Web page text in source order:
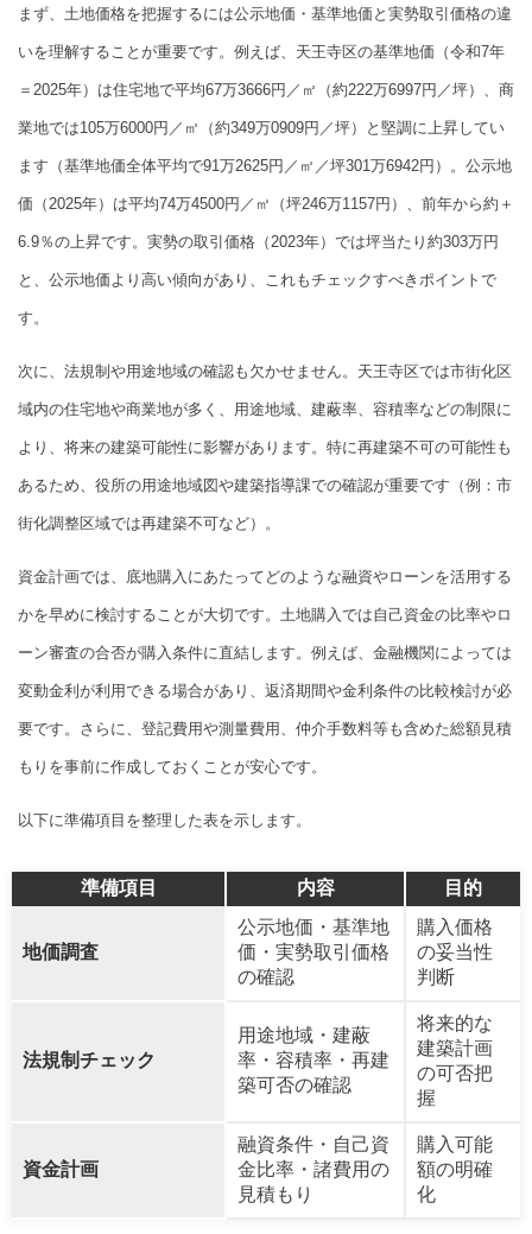
まず、土地価格を把握するには公示地価・基準地価と実勢取引価格の違
いを理解することが重要です。例えば、天王寺区の基準地価（令和7年
＝2025年）は住宅地で平均67万3666円／㎡（約222万6997円／坪）、商
業地では105万6000円／㎡（約349万0909円／坪）と堅調に上昇してい
ます（基準地価全体平均で91万2625円／㎡／坪301万6942円）。公示地
価（2025年）は平均74万4500円／㎡（坪246万1157円）、前年から約＋
6.9％の上昇です。実勢の取引価格（2023年）では坪当たり約303万円
と、公示地価より高い傾向があり、これもチェックすべきポイントで
す。
次に、法規制や用途地域の確認も欠かせません。天王寺区では市街化区
域内の住宅地や商業地が多く、用途地域、建蔽率、容積率などの制限に
より、将来の建築可能性に影響があります。特に再建築不可の可能性も
あるため、役所の用途地域図や建築指導課での確認が重要です（例：市
街化調整区域では再建築不可など）。
資金計画では、底地購入にあたってどのような融資やローンを活用する
かを早めに検討することが大切です。土地購入では自己資金の比率やロ
ーン審査の合否が購入条件に直結します。例えば、金融機関によっては
変動金利が利用できる場合があり、返済期間や金利条件の比較検討が必
要です。さらに、登記費用や測量費用、仲介手数料等も含めた総額見積
もりを事前に作成しておくことが安心です。
以下に準備項目を整理した表を示します。
準備項目 内容 目的
地価調査
公示地価・基準地
価・実勢取引価格
の確認
購入価格
の妥当性
判断
法規制チェック
用途地域・建蔽
率・容積率・再建
築可否の確認
将来的な
建築計画
の可否把
握
資金計画
融資条件・自己資
金比率・諸費用の
見積もり
購入可能
額の明確
化